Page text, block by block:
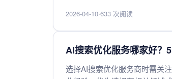
化。最后，利用AI自动化广告
推荐系统中的曝光度。
2026-04-10·633 次阅读
AI搜索优化服务哪家好？
选择AI搜索优化服务商时需关